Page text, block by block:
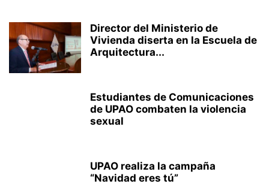
Director del Ministerio de
Vivienda diserta en la Escuela de
Arquitectura...
Estudiantes de Comunicaciones
de UPAO combaten la violencia
sexual
UPAO realiza la campaña
“Navidad eres tú”